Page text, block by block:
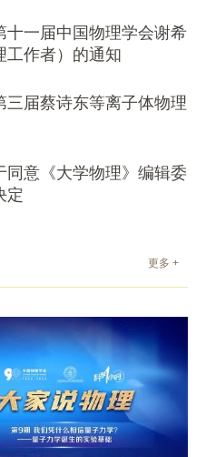
十一届中国物理学会谢希
工作者）的通知
三届蔡诗东等离子体物理
同意《大学物理》编辑委
定
更多 +